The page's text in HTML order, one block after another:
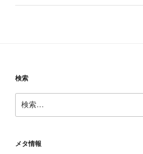
検索
索:
メタ情報